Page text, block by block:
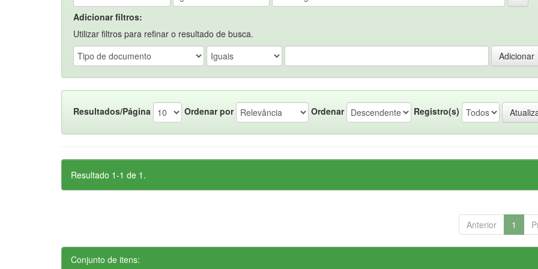
Adicionar filtros:
Utilizar filtros para refinar o resultado de busca.
Resultados/Página Ordenar por Ordenar Registro(s)
Resultado 1-1 de 1.
Anterior 1
Conjunto de itens: